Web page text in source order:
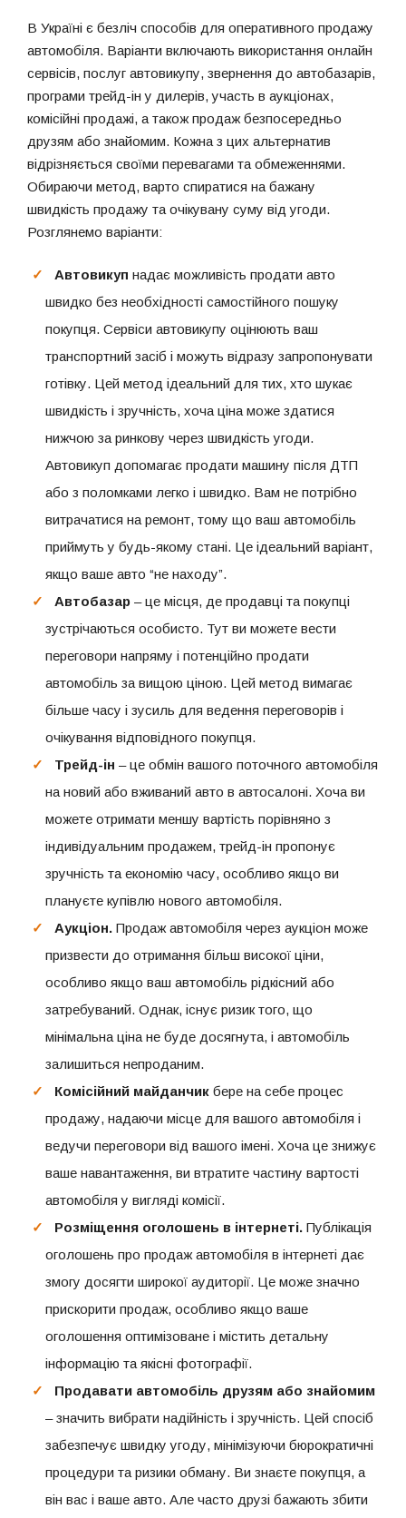
В Україні є безліч способів для оперативного продажу
автомобіля. Варіанти включають використання онлайн
сервісів, послуг автовикупу, звернення до автобазарів,
програми трейд-ін у дилерів, участь в аукціонах,
комісійні продажі, а також продаж безпосередньо
друзям або знайомим. Кожна з цих альтернатив
відрізняється своїми перевагами та обмеженнями.
Обираючи метод, варто спиратися на бажану
швидкість продажу та очікувану суму від угоди.
Розглянемо варіанти:
Автовикуп надає можливість продати авто
швидко без необхідності самостійного пошуку
покупця. Сервіси автовикупу оцінюють ваш
транспортний засіб і можуть відразу запропонувати
готівку. Цей метод ідеальний для тих, хто шукає
швидкість і зручність, хоча ціна може здатися
нижчою за ринкову через швидкість угоди.
Автовикуп допомагає продати машину після ДТП
або з поломками легко і швидко. Вам не потрібно
витрачатися на ремонт, тому що ваш автомобіль
приймуть у будь-якому стані. Це ідеальний варіант,
якщо ваше авто “не находу”.
Автобазар – це місця, де продавці та покупці
зустрічаються особисто. Тут ви можете вести
переговори напряму і потенційно продати
автомобіль за вищою ціною. Цей метод вимагає
більше часу і зусиль для ведення переговорів і
очікування відповідного покупця.
Трейд-ін – це обмін вашого поточного автомобіля
на новий або вживаний авто в автосалоні. Хоча ви
можете отримати меншу вартість порівняно з
індивідуальним продажем, трейд-ін пропонує
зручність та економію часу, особливо якщо ви
плануєте купівлю нового автомобіля.
Аукціон. Продаж автомобіля через аукціон може
призвести до отримання більш високої ціни,
особливо якщо ваш автомобіль рідкісний або
затребуваний. Однак, існує ризик того, що
мінімальна ціна не буде досягнута, і автомобіль
залишиться непроданим.
Комісійний майданчик бере на себе процес
продажу, надаючи місце для вашого автомобіля і
ведучи переговори від вашого імені. Хоча це знижує
ваше навантаження, ви втратите частину вартості
автомобіля у вигляді комісії.
Розміщення оголошень в інтернеті. Публікація
оголошень про продаж автомобіля в інтернеті дає
змогу досягти широкої аудиторії. Це може значно
прискорити продаж, особливо якщо ваше
оголошення оптимізоване і містить детальну
інформацію та якісні фотографії.
Продавати автомобіль друзям або знайомим
– значить вибрати надійність і зручність. Цей спосіб
забезпечує швидку угоду, мінімізуючи бюрократичні
процедури та ризики обману. Ви знаєте покупця, а
він вас і ваше авто. Але часто друзі бажають збити